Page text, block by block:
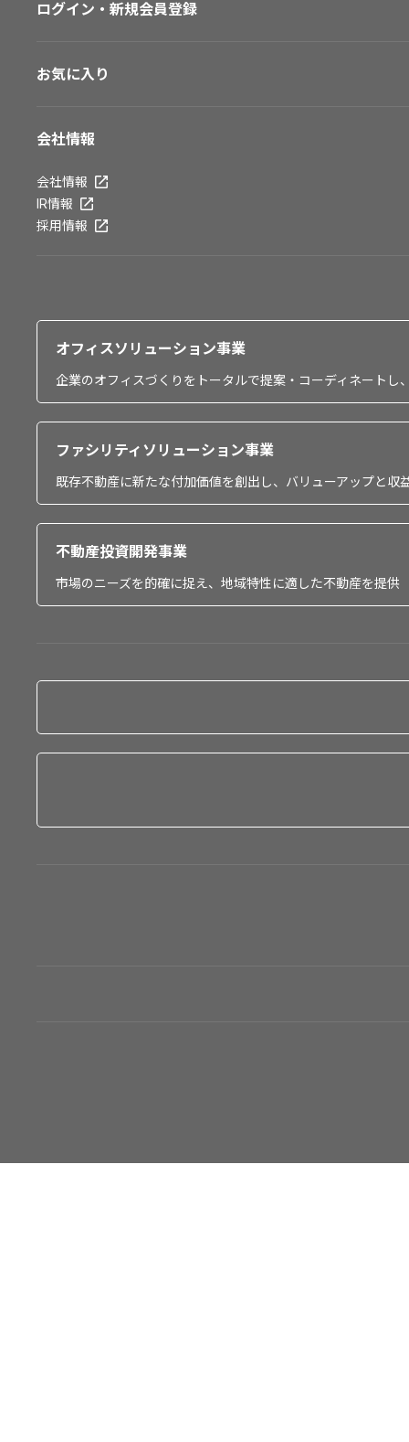
ログイン・新規会員登録
お気に入り
会社情報
会社情報
IR情報
採用情報
オフィスソリューション事業
企業のオフィスづくりをトータルで提案・コーディネート
ファシリティソリューション事業
既存不動産に新たな付加価値を創出し、バリューアップと収
不動産投資開発事業
市場のニーズを的確に捉え、地域特性に適した不動産を提供